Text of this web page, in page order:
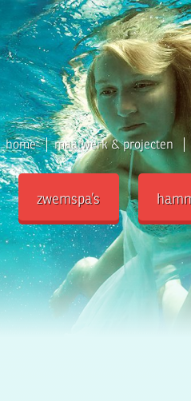
home maatwerk & projecten
zwemspa’s